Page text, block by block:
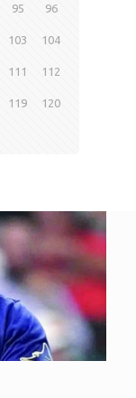
95 96
103 104
111 112
119 120